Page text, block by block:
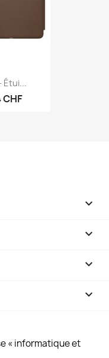
Étui...



keyboard_arrow_down
« informatique et